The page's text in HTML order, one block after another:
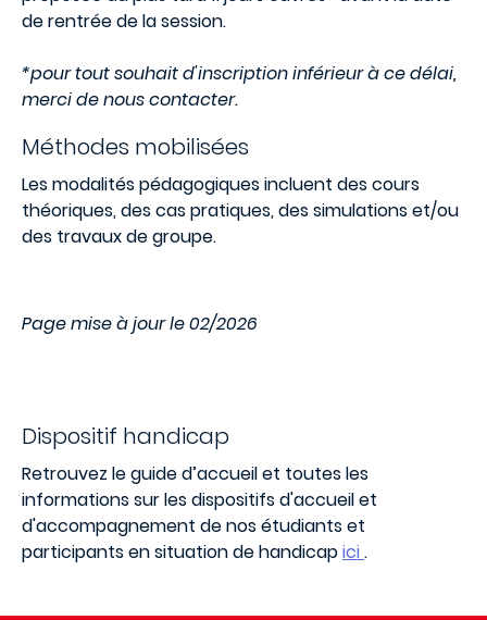
de rentrée de la session.
*pour tout souhait d'inscription inférieur à ce délai,
merci de nous contacter.
Méthodes mobilisées
Les modalités pédagogiques incluent des cours
théoriques, des cas pratiques, des simulations et/ou
des travaux de groupe.
Page mise à jour le 02/2026
Dispositif handicap
Retrouvez le guide d’accueil et toutes les
informations sur les dispositifs d'accueil et
d'accompagnement de nos étudiants et
participants en situation de handicapici.